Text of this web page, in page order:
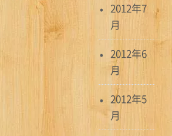
2012年7
月
2012年6
月
2012年5
月